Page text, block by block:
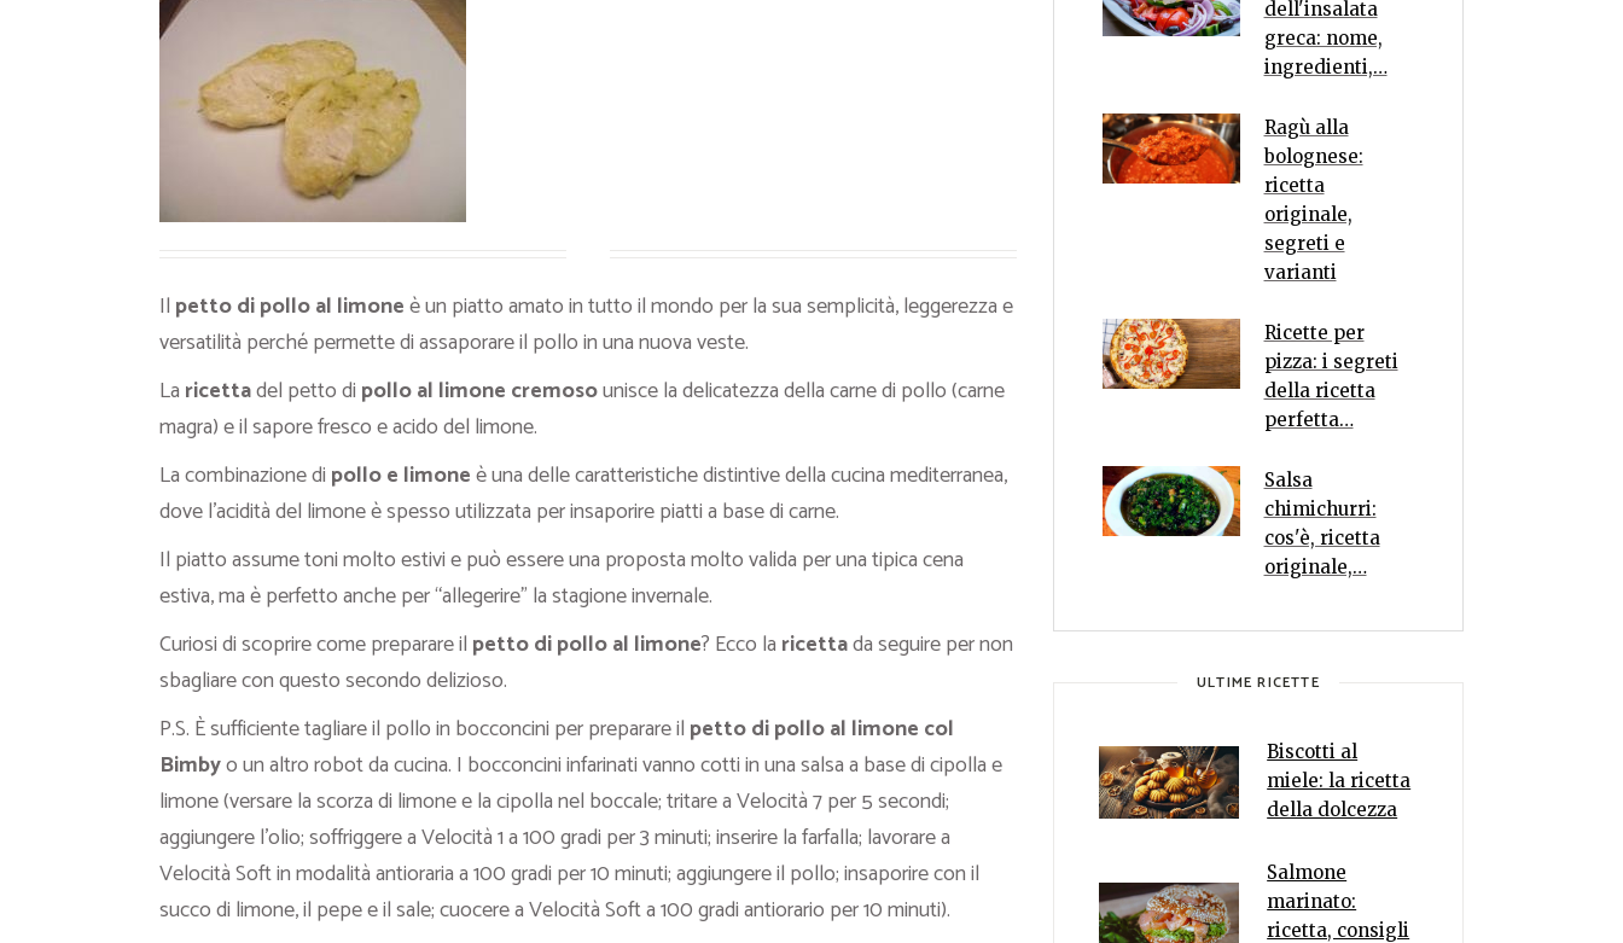
Ricette Piatti unici
Ricette Pesce
Video Ricette
Ricette per Ingrediente
Il petto di pollo al limoneè un piatto amato in tutto il mondo per la sua semplicità, leggerezza e
versatilità perché permette di assaporare il pollo in una nuova veste.
La ricettadel petto di pollo al limone cremosounisce la delicatezza della carne di pollo (carne
magra) e il sapore fresco e acido del limone.
La combinazione di pollo e limoneè una delle caratteristiche distintive della cucina mediterranea,
dove l’acidità del limone è spesso utilizzata per insaporire piatti a base di carne.
Il piatto assume toni molto estivi e può essere una proposta molto valida per una tipica cena
estiva, ma è perfetto anche per “allegerire” la stagione invernale.
Curiosi di scoprire come preparare il petto di pollo al limone? Ecco la ricettada seguire per non
sbagliare con questo secondo delizioso.
P.S. È sufficiente tagliare il pollo in bocconcini per preparare il petto di pollo al limone col
Bimbyo un altro robot da cucina. I bocconcini infarinati vanno cotti in una salsa a base di cipolla e
limone (versare la scorza di limone e la cipolla nel boccale; tritare a Velocità 7 per 5 secondi;
aggiungere l’olio; soffriggere a Velocità 1 a 100 gradi per 3 minuti; inserire la farfalla; lavorare a
Velocità Soft in modalità antioraria a 100 gradi per 10 minuti; aggiungere il pollo; insaporire con il
succo di limone, il pepe e il sale; cuocere a Velocità Soft a 100 gradi antiorario per 10 minuti).
dell'insalata
greca: nome,
ingredienti,…
Ragù alla
bolognese:
ricetta
originale,
segreti e
varianti
Ricette per
pizza: i segreti
della ricetta
perfetta…
Salsa
chimichurri:
cos'è, ricetta
originale,…
ULTIME RICETTE
Biscotti al
miele: la ricetta
della dolcezza
Salmone
marinato:
ricetta, consigli